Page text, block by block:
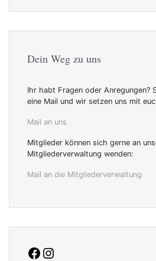
Dein Weg zu uns
Ihr habt Fragen oder Anregungen?
eine Mail und wir setzen uns mit
Mail an uns
Mitglieder können sich gerne an
Mitgliederverwaltung wenden:
Mail an die Mitgliederverwaltung
facebookInstagram